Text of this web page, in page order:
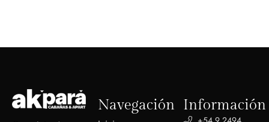
Navegación Información